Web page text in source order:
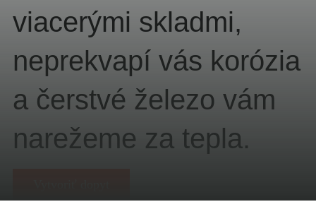
viacerými skladmi,
neprekvapí vás korózia
a čerstvé železo vám
narežeme za tepla.